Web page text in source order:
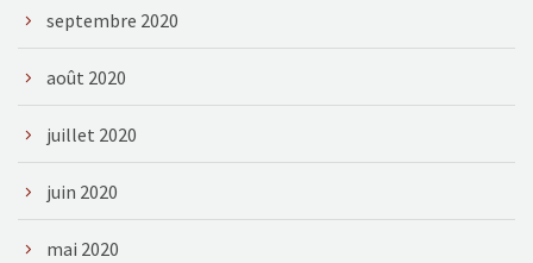
septembre 2020
août 2020
juillet 2020
juin 2020
mai 2020